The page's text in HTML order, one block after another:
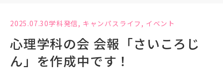
2025.07.30学科発信, キャンパスライフ , イベント
心理学科の会 会報「さいころじ
ん」を作成中です！